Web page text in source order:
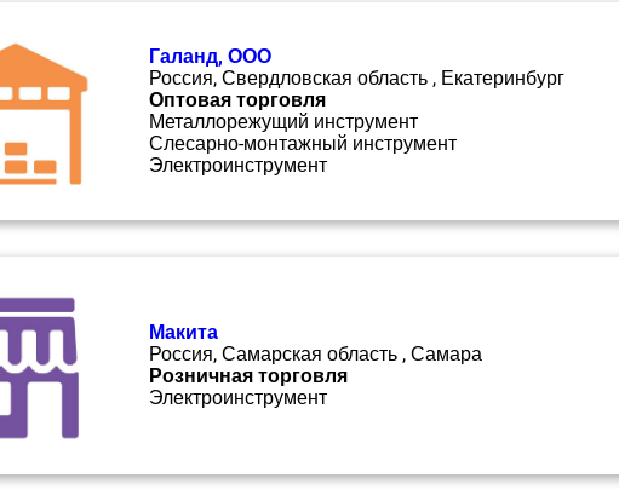
Галанд, ООО
Россия, Свердловская область , Екатеринбург
Оптовая торговля
Металлорежущий инструмент
Слесарно-монтажный инструмент
Электроинструмент
Макита
Россия, Самарская область , Самара
Розничная торговля
Электроинструмент